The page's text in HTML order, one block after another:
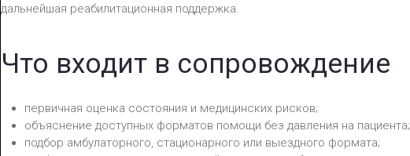
дальнейшая реабилитационная поддержка.
Что входит в сопровождение
первичная оценка состояния и медицинских рисков;
объяснение доступных форматов помощи без давления на пациента;
подбор амбулаторного, стационарного или выездного формата;